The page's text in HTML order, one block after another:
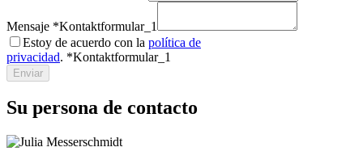
Mensaje *Kontaktformular_1
Estoy de acuerdo con la política de
privacidad. *Kontaktformular_1
Enviar
Su persona de contacto